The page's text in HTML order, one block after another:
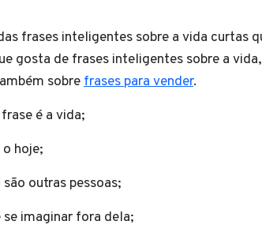
frases inteligentes sobre a vida curtas
gosta de frases inteligentes sobre a
sobre frases para vender.
é a vida;
hoje;
outras pessoas;
imaginar fora dela;